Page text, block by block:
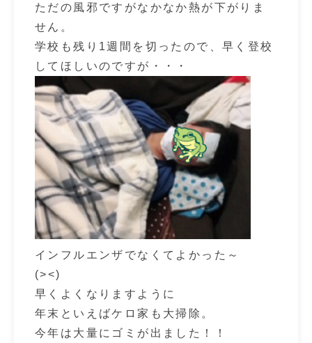
ただの風邪ですがなかなか熱が下がりま
せん。
学校も残り1週間を切ったので、早く登校
してほしいのですが・・・
インフルエンザでなくてよかった～
(><)
早くよくなりますように
年末といえばケロ家も大掃除。
今年は大量にゴミが出ました！！